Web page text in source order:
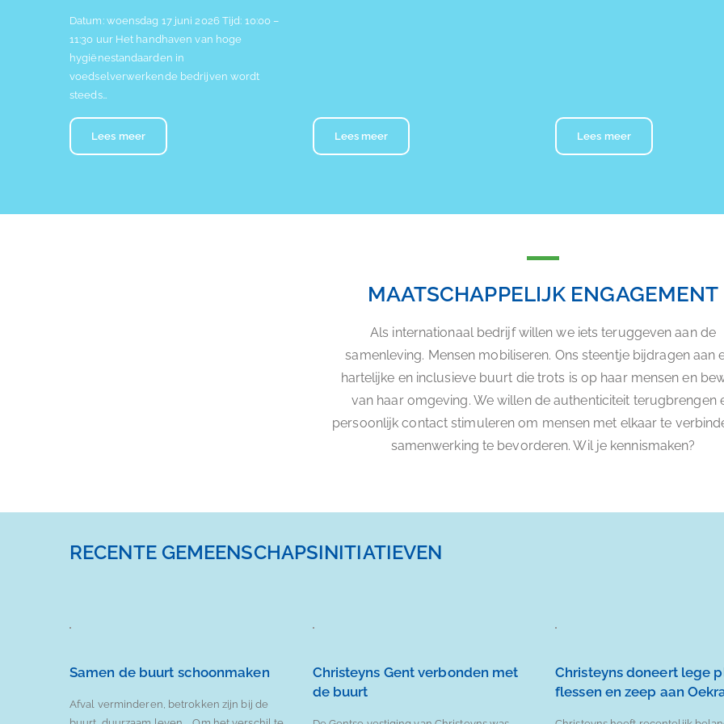
Datum: woensdag 17 juni 2026 Tijd: 10:00 –
11:30 uur Het handhaven van hoge
hygiënestandaarden in
voedselverwerkende bedrijven wordt
steeds…
Lees meer Lees meer Lees meer
MAATSCHAPPELIJK ENGAGEMENT
Als internationaal bedrijf willen we iets teruggeven aan de
samenleving. Mensen mobiliseren. Ons steentje bijdragen aan
hartelijke en inclusieve buurt die trots is op haar mensen en
van haar omgeving. We willen de authenticiteit terugbrengen
persoonlijk contact stimuleren om mensen met elkaar te
samenwerking te bevorderen. Wil je kennismaken?
RECENTE GEMEENSCHAPSINITIATIEVEN
Samen de buurt schoonmaken
Afval verminderen, betrokken zijn bij de
Christeyns Gent verbonden met
de buurt
Christeyns doneert lege
flessen en zeep aan